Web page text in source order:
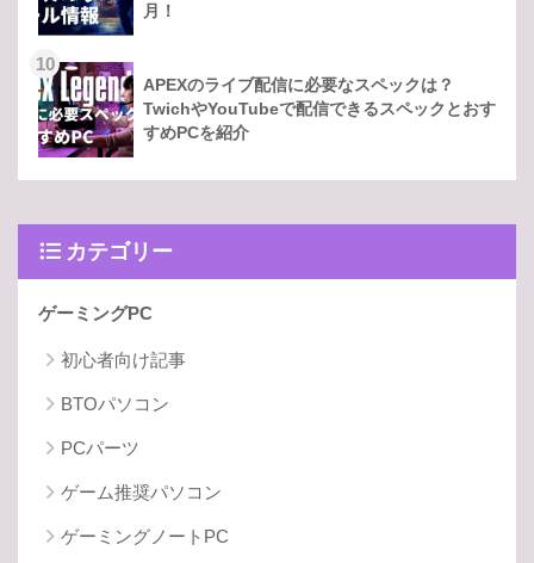
月！
10
APEXのライブ配信に必要なスペックは？
TwichやYouTubeで配信できるスペックとおす
すめPCを紹介
カテゴリー
ゲーミングPC
初心者向け記事
BTOパソコン
PCパーツ
ゲーム推奨パソコン
ゲーミングノートPC